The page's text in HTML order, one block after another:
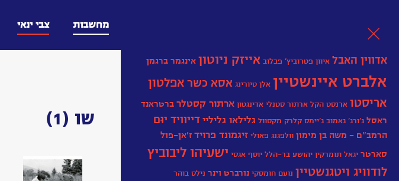
מחשבות צבי ינאי
שו (1)
אדווין האבל איוון פטרוביץ' פבלוב אייזק ניוטון אינגמר ברגמן
אלברט איינשטיין אלן טיורינג אסא כשר אפלטון
אריסטו ארנסט הקל ארתור סטנלי אדינגטון ארתור קסטלר ברטראנד
ראסל ג'ורג' גאמוב גֵ'יימְס קְלַרְק מַקְסְוֶול גלילאו גליליי דייוויד יוּם
הרמב"ם - משה בן מימון וולפגנג פאולי זיגמונד פרויד ז’אן-פול
סארטר יגאל תומרקין יהושע בר-הלל יוסף אגסי‏ ישעיהו ליבוביץ
לודוויג ויטגנשטיין נועם חומסקי נורברט וינר נילס בוהר